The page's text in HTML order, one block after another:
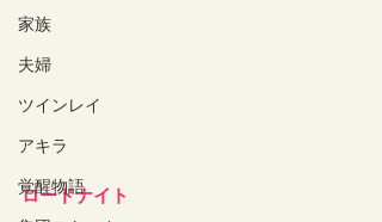
家族
夫婦
ツインレイ
アキラ
覚醒物語
ロードナイト